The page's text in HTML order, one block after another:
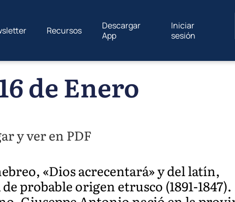
Recursos
Descargar
App
Iniciar
sesión
de Enero
y ver en PDF
«Dios acrecentará» y del latín,
probable origen etrusco (1891-1847).